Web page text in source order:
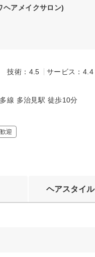
ヘアメイクサロン)
技術：4.5 サービス：4.4
線 多治見駅 徒歩10分
迎
ヘアスタイル